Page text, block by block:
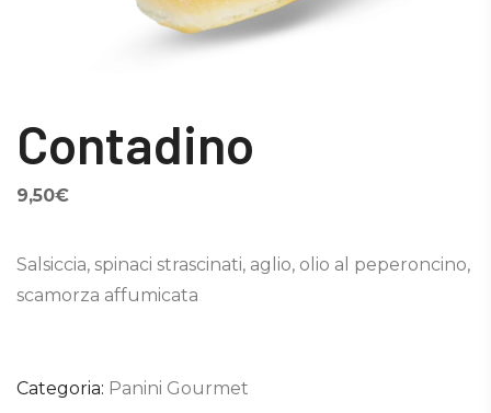
Contadino
9,50€
Salsiccia, spinaci strascinati, aglio, olio al peperoncino,
scamorza affumicata
Categoria: Panini Gourmet